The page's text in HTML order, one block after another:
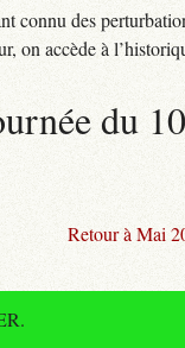
des
on accède à
du
Retour à Mai